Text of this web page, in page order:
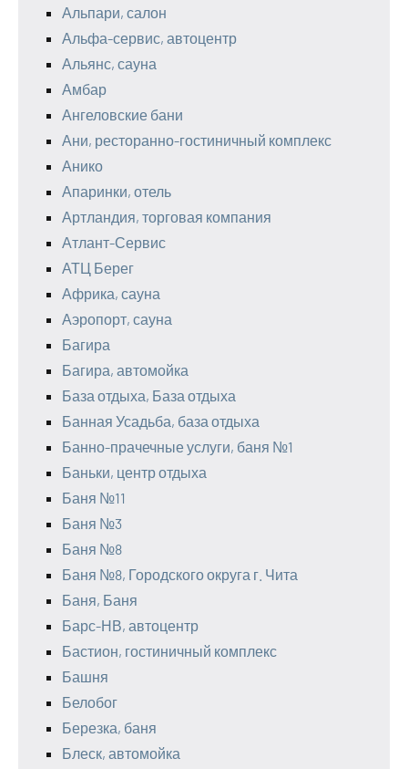
Альпари, салон
Альфа-сервис, автоцентр
Альянс, сауна
Амбар
Ангеловские бани
Ани, ресторанно-гостиничный комплекс
Анико
Апаринки, отель
Артландия, торговая компания
Атлант-Сервис
АТЦ Берег
Африка, сауна
Аэропорт, сауна
Багира
Багира, автомойка
База отдыха, База отдыха
Банная Усадьба, база отдыха
Банно-прачечные услуги, баня №1
Баньки, центр отдыха
Баня №11
Баня №3
Баня №8
Баня №8, Городского округа г. Чита
Баня, Баня
Барс-НВ, автоцентр
Бастион, гостиничный комплекс
Башня
Белобог
Березка, баня
Блеск, автомойка